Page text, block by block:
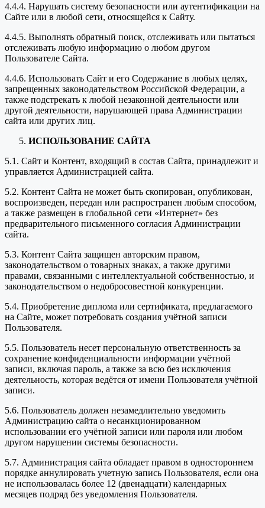
4.4.4. Нарушать систему безопасности или аутентификации на
Сайте или в любой сети, относящейся к Сайту.
4.4.5. Выполнять обратный поиск, отслеживать или пытаться
отслеживать любую информацию о любом другом
Пользователе Сайта.
4.4.6. Использовать Сайт и его Содержание в любых целях,
запрещенных законодательством Российской Федерации, а
также подстрекать к любой незаконной деятельности или
другой деятельности, нарушающей права Администрации
сайта или других лиц.
ИСПОЛЬЗОВАНИЕ САЙТА
5.1. Сайт и Контент, входящий в состав Сайта, принадлежит и
управляется Администрацией сайта.
5.2. Контент Сайта не может быть скопирован, опубликован,
воспроизведен, передан или распространен любым способом,
а также размещен в глобальной сети «Интернет» без
предварительного письменного согласия Администрации
сайта.
5.3. Контент Сайта защищен авторским правом,
законодательством о товарных знаках, а также другими
правами, связанными с интеллектуальной собственностью, и
законодательством о недобросовестной конкуренции.
5.4. Приобретение диплома или сертификата, предлагаемого
на Сайте, может потребовать создания учётной записи
Пользователя.
5.5. Пользователь несет персональную ответственность за
сохранение конфиденциальности информации учётной
записи, включая пароль, а также за всю без исключения
деятельность, которая ведётся от имени Пользователя учётной
записи.
5.6. Пользователь должен незамедлительно уведомить
Администрацию сайта о несанкционированном
использовании его учётной записи или пароля или любом
другом нарушении системы безопасности.
5.7. Администрация сайта обладает правом в одностороннем
порядке аннулировать учетную запись Пользователя, если она
не использовалась более 12 (двенадцати) календарных
месяцев подряд без уведомления Пользователя.